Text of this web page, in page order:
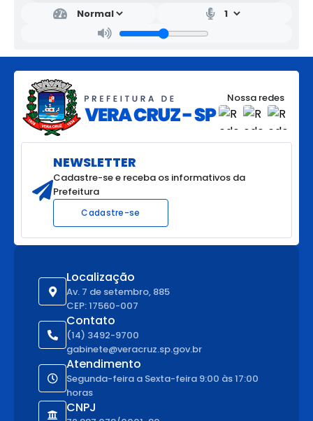
tori
de
Edu
caçã
o
BIA
NCA
EIRA
ROD
RIG
UES
Localização
Av. 7 de setembro, 885
CEP: 17560-007
Contato
(14) 3492-9700
gabinete@veracruz.sp.gov.br
Atendimento
Segunda-feira a Sexta-feira 9:00 às 17:00
horas
CNPJ
Nossa redes
NEWSLETTER
Cadastre-se e receba os informativos da
Prefeitura
Cadastre-se